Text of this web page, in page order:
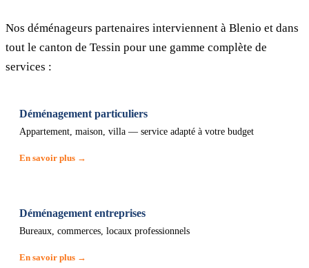
Nos déménageurs partenaires interviennent à Blenio et dans
tout le canton de Tessin pour une gamme complète de
services :
Déménagement particuliers
Appartement, maison, villa — service adapté à votre budget
En savoir plus →
Déménagement entreprises
Bureaux, commerces, locaux professionnels
En savoir plus →